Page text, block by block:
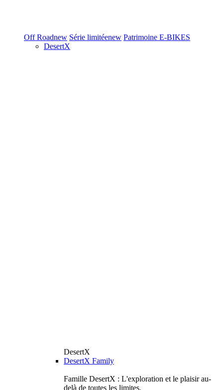
Off Roadnew Série limitéenew Patrimoine E-BIKES
DesertX
DesertX
DesertX Family
Famille DesertX : L'exploration et le plaisir au-
delà de toutes les limites.